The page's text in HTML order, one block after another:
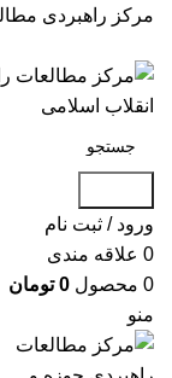
مرکز راهبردی
ورود / ثبت نام
0 علاقه مندی
0 محصول 0 تومان
منو